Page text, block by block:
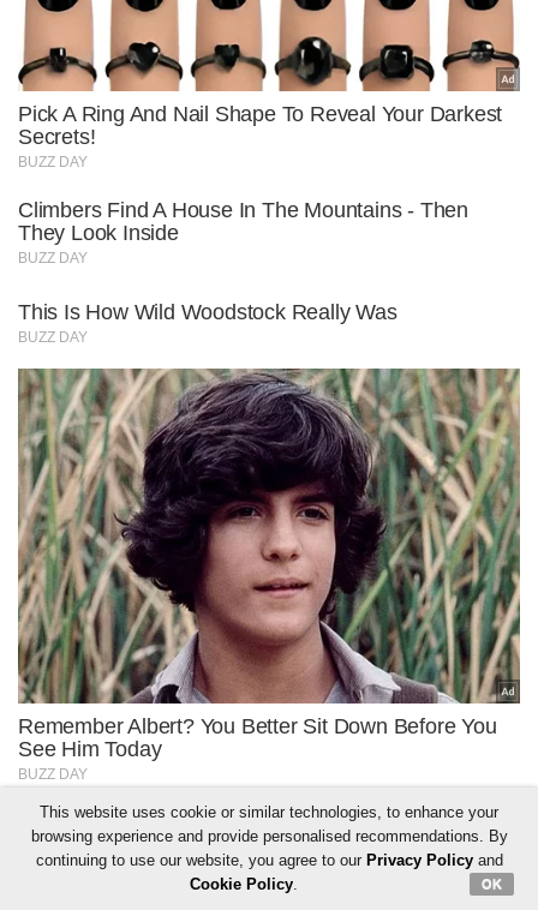
This website uses cookie or similar technologies, to enhance your
browsing experience and provide personalised recommendations. By
continuing to use our website, you agree to our Privacy Policyand
Cookie Policy. OK